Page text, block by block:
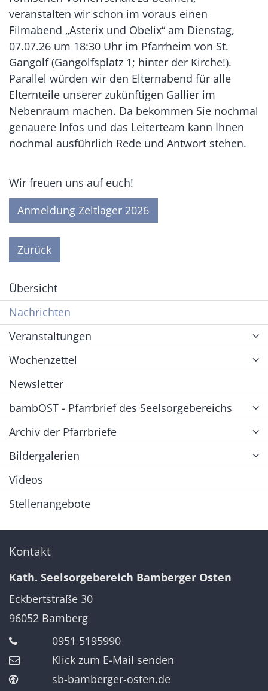
veranstalten wir schon im voraus einen
Filmabend „Asterix und Obelix“ am Dienstag,
07.07.26 um 18:30 Uhr im Pfarrheim von St.
Gangolf (Gangolfsplatz 1; hinter der Kirche!).
Parallel würden wir den Elternabend für alle
Elternteile unserer zukünftigen Gallier im
Nebenraum machen. Da bekommen Sie nochmal
genauere Infos und das Leiterteam kann Ihnen
nochmal ausführlich Rede und Antwort stehen.
Wir freuen uns auf euch!
Anmeldung Zeltlager 2026
Zurück
Übersicht
Nachrichten
Veranstaltungen
Wochenzettel
Newsletter
bambOST - Pfarrbrief des Seelsorgebereichs
Archiv der Pfarrbriefe
Bildergalerien
Videos
Stellenangebote
Kontakt
Kath. Seelsorgebereich Bamberger Osten
Eckbertstraße 30
96052 Bamberg
0951 5195990
Klick zum E-Mail senden
sb-bamberger-osten.de